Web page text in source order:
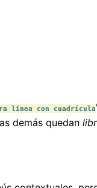
línea con cuadrícula
demás quedan